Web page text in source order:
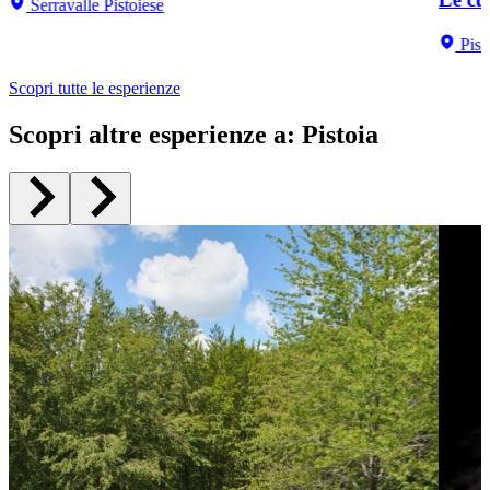
Serravalle Pistoiese
Scopri tutte le esperienze
Scopri altre esperienze a: Pistoia